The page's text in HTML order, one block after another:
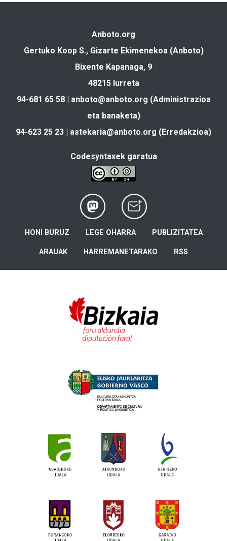
Anboto.org
Gertuko Koop S., Gizarte Ekimenekoa (Anboto)
Bixente Kapanaga, 9
48215 Iurreta
94-681 65 58 | anboto@anboto.org (Administrazioa
eta banaketa)
94-623 25 23 | astekaria@anboto.org (Erredakzioa)
Codesyntaxek garatua
HONI BURUZ LEGE OHARRA PUBLIZITATEA
ARAUAK HARREMANETARAKO RSS